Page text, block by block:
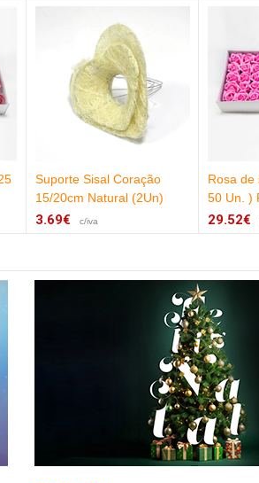
Suporte Sisal Coração
15/20cm Natural (2Un)
3.69€ c/iva
Rosa de
50 Un. )
29.52€